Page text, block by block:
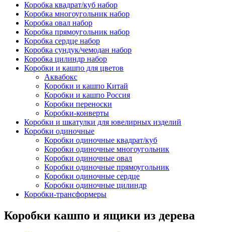
Коробка квадрат/куб набор
Коробка многоугольник набор
Коробка овал набор
Коробка прямоугольник набор
Коробка сердце набор
Коробка сундук/чемодан набор
Коробка цилиндр набор
Коробки и кашпо для цветов
Аквабокс
Коробки и кашпо Китай
Коробки и кашпо Россия
Коробки переноски
Коробки-конверты
Коробки и шкатулки для ювелирных изделий
Коробки одиночные
Коробки одиночные квадрат/куб
Коробки одиночные многоугольник
Коробки одиночные овал
Коробки одиночные прямоугольник
Коробки одиночные сердце
Коробки одиночные цилиндр
Коробки-трансформеры
Коробки кашпо и ящики из дерева